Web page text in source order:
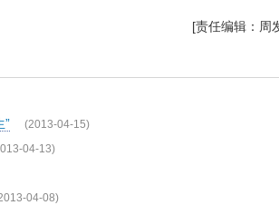
[责任编辑：周
” (2013-04-15)
04-13)
04-08)